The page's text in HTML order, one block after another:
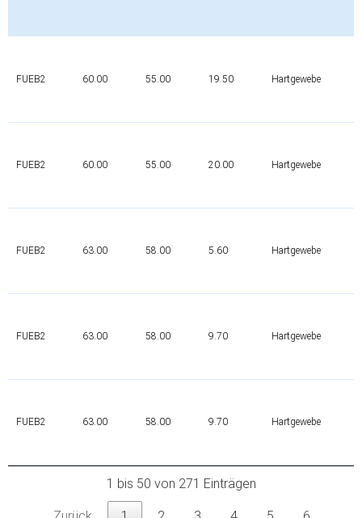
FUEB2 60.00 55.00 19.50 Hartgewebe
FUEB2 60.00 55.00 20.00 Hartgewebe
FUEB2 63.00 58.00 5.60 Hartgewebe
FUEB2 63.00 58.00 9.70 Hartgewebe
FUEB2 63.00 58.00 9.70 Hartgewebe
1 bis 50 von 271 Einträgen